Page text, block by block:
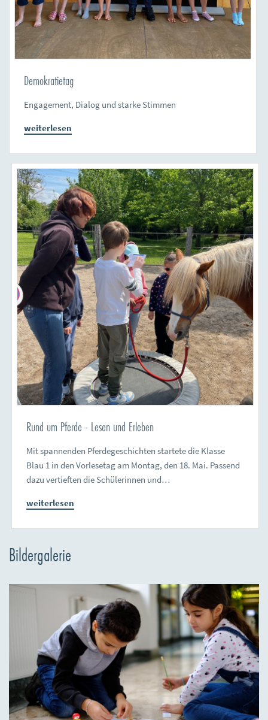
Demokratietag
Engagement, Dialog und starke Stimmen
weiterlesen
Rund um Pferde - Lesen und Erleben
Mit spannenden Pferdegeschichten startete die Klasse
Blau 1 in den Vorlesetag am Montag, den 18. Mai. Passend
dazu vertieften die Schülerinnen und…
weiterlesen
Bildergalerie